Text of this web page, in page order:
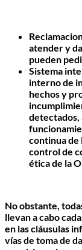
atender y
pueden
Sistema
interno de
hechos y
detectados,
continua de
control de
ética de la
No obstante,
llevan a cabo
en las cláusulas
vías de toma de